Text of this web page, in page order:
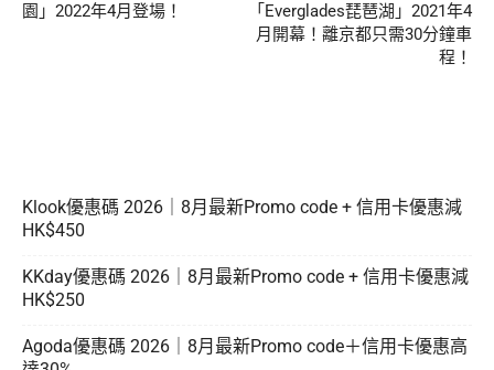
園」2022年4月登場！
「Everglades琵琶湖」2021年4
月開幕！離京都只需30分鐘車
程！
Klook優惠碼 2026｜8月最新Promo code + 信用卡優惠減
HK$450
KKday優惠碼 2026｜8月最新Promo code + 信用卡優惠減
HK$250
Agoda優惠碼 2026｜8月最新Promo code＋信用卡優惠高